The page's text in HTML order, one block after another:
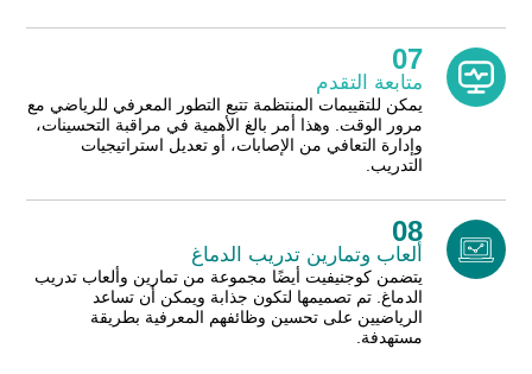
07
متابعة التقدم
يمكن للتقييمات المنتظمة تتبع التطور المعرفي للرياضي مع
مرور الوقت. وهذا أمر بالغ الأهمية في مراقبة التحسينات،
وإدارة التعافي من الإصابات، أو تعديل استراتيجيات
التدريب.
08
ألعاب وتمارين تدريب الدماغ
يتضمن كوجنيفيت أيضًا مجموعة من تمارين وألعاب تدريب
الدماغ. تم تصميمها لتكون جذابة ويمكن أن تساعد
الرياضيين على تحسين وظائفهم المعرفية بطريقة
مستهدفة.